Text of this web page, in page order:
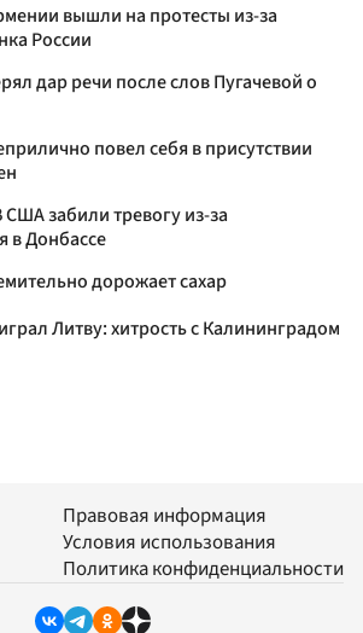
вышли на протесты из-за
России
дар речи после слов Пугачевой о
повел cебя в присутствии
забили тревогу из-за
в Донбассе
дорожает сахар
Литву: хитрость с Калининградом
Правовая информация
Условия использования
Политика конфиденциальности